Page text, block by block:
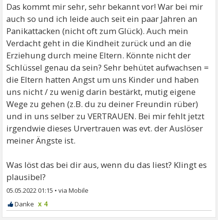
Das kommt mir sehr, sehr bekannt vor! War bei mir
auch so und ich leide auch seit ein paar Jahren an
Panikattacken (nicht oft zum Glück). Auch mein
Verdacht geht in die Kindheit zurück und an die
Erziehung durch meine Eltern. Könnte nicht der
Schlüssel genau da sein? Sehr behütet aufwachsen =
die Eltern hatten Angst um uns Kinder und haben
uns nicht / zu wenig darin bestärkt, mutig eigene
Wege zu gehen (z.B. du zu deiner Freundin rüber)
und in uns selber zu VERTRAUEN. Bei mir fehlt jetzt
irgendwie dieses Urvertrauen was evt. der Auslöser
meiner Ängste ist.
Was löst das bei dir aus, wenn du das liest? Klingt es
plausibel?
05.05.2022 01:15 •
x 4